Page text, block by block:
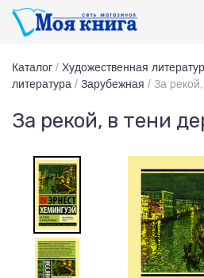
Каталог / Художественная
литература / Зарубежная / За
За рекой, в тени